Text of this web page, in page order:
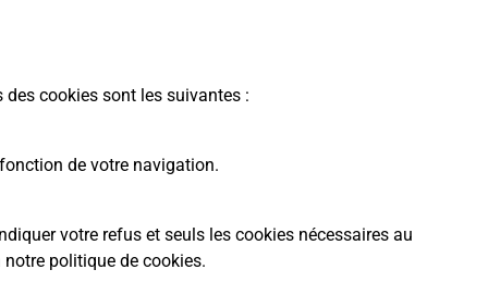
cookies sont les suivantes :
de votre navigation.
votre refus et seuls les cookies nécessaires au
notre politique de cookies.